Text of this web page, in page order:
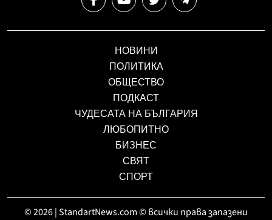
НОВИНИ
ПОЛИТИКА
ОБЩЕСТВО
ПОДКАСТ
ЧУДЕСАТА НА БЪЛГАРИЯ
ЛЮБОПИТНО
БИЗНЕС
СВЯТ
СПОРТ
© 2026 | StandartNews.com © всички права запазени